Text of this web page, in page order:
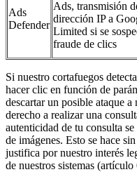
Ads
Defender
Ads, transmisión
dirección IP a
Limited si se
fraude de clics
Si nuestro cortafuegos
hacer clic en función de
descartar un posible ataque a
derecho a realizar una
autenticidad de tu consulta
de imágenes. Esto se hace
justifica por nuestro interés
de nuestros sistemas